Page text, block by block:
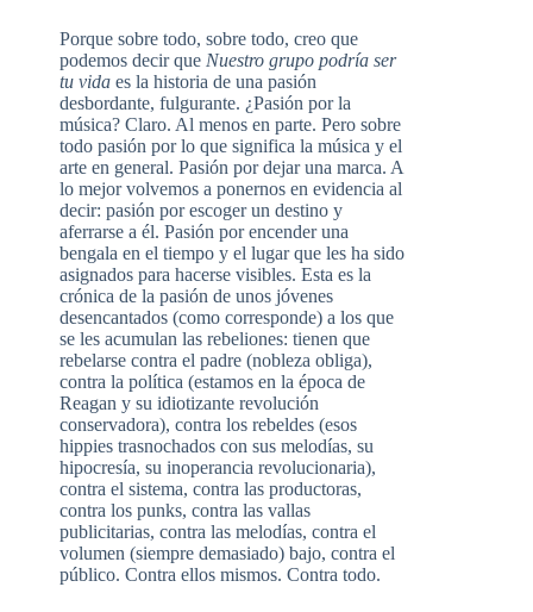
Porque sobre todo, sobre todo, creo que
podemos decir que Nuestro grupo podría ser
tu vida es la historia de una pasión
desbordante, fulgurante. ¿Pasión por la
música? Claro. Al menos en parte. Pero sobre
todo pasión por lo que significa la música y el
arte en general. Pasión por dejar una marca. A
lo mejor volvemos a ponernos en evidencia al
decir: pasión por escoger un destino y
aferrarse a él. Pasión por encender una
bengala en el tiempo y el lugar que les ha sido
asignados para hacerse visibles. Esta es la
crónica de la pasión de unos jóvenes
desencantados (como corresponde) a los que
se les acumulan las rebeliones: tienen que
rebelarse contra el padre (nobleza obliga),
contra la política (estamos en la época de
Reagan y su idiotizante revolución
conservadora), contra los rebeldes (esos
hippies trasnochados con sus melodías, su
hipocresía, su inoperancia revolucionaria),
contra el sistema, contra las productoras,
contra los punks, contra las vallas
publicitarias, contra las melodías, contra el
volumen (siempre demasiado) bajo, contra el
público. Contra ellos mismos. Contra todo.